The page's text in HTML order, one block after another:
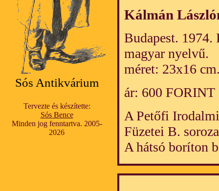
Sós Antikvárium
Tervezte és készítette:
Sós Bence
Minden jog fenntartva. 2005-
2026
Kálmán
Budapest.
magyar nyelvű.
méret: 23x16
ár: 600 FORINT
A Petőfi
Füzetei B.
A hátsó boríton